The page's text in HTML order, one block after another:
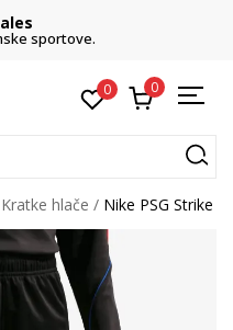
sportove.
0 0
Kratke hlače Nike PSG Strike